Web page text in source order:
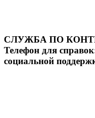
СЛУЖБА ПО
Телефон для
социальной